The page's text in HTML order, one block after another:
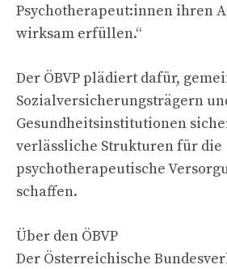
Psychotherapeut:innen ihren
wirksam erfüllen.“
Der ÖBVP plädiert dafür,
Sozialversicherungsträgern
Gesundheitsinstitutionen
verlässliche Strukturen für die
psychotherapeutische
schaffen.
Über den ÖBVP
Der Österreichische